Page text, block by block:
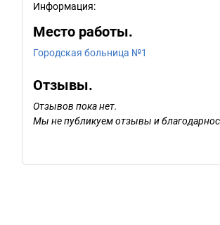
Информация:
Место работы.
Городская больница №1
Отзывы.
Отзывов пока нет.
Мы не публикуем отзывы и